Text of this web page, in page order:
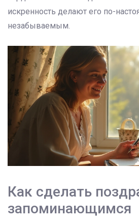
искренность делают его по-
незабываемым.
Как сделать
запоминающимся